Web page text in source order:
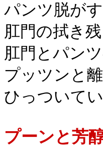
パンツ脱が
肛門の拭き
肛門とパン
プッツンと
ひっついて
プーンと芳